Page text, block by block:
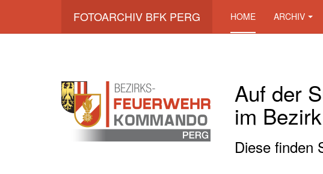
FOTOARCHIV BFK PERG HOME ARCHIV
Auf der
im
Diese finden